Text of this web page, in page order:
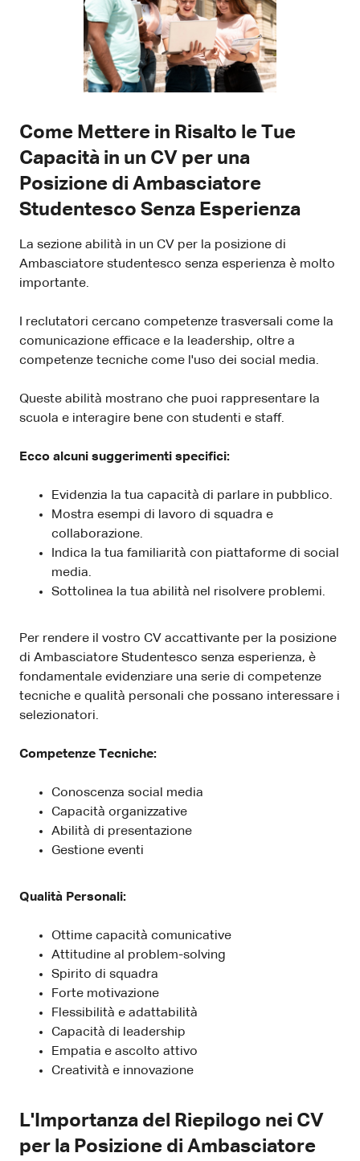
Come Mettere in Risalto le Tue
Capacità in un CV per una
Posizione di Ambasciatore
Studentesco Senza Esperienza
La sezione abilità in un CV per la posizione di
Ambasciatore studentesco senza esperienza è molto
importante.
I reclutatori cercano competenze trasversali come la
comunicazione efficace e la leadership, oltre a
competenze tecniche come l'uso dei social media.
Queste abilità mostrano che puoi rappresentare la
scuola e interagire bene con studenti e staff.
Ecco alcuni suggerimenti specifici:
Evidenzia la tua capacità di parlare in pubblico.
Mostra esempi di lavoro di squadra e
collaborazione.
Indica la tua familiarità con piattaforme di social
media.
Sottolinea la tua abilità nel risolvere problemi.
Per rendere il vostro CV accattivante per la posizione
di Ambasciatore Studentesco senza esperienza, è
fondamentale evidenziare una serie di competenze
tecniche e qualità personali che possano interessare i
selezionatori.
Competenze Tecniche:
Conoscenza social media
Capacità organizzative
Abilità di presentazione
Gestione eventi
Qualità Personali:
Ottime capacità comunicative
Attitudine al problem-solving
Spirito di squadra
Forte motivazione
Flessibilità e adattabilità
Capacità di leadership
Empatia e ascolto attivo
Creatività e innovazione
L'Importanza del Riepilogo nei CV
per la Posizione di Ambasciatore